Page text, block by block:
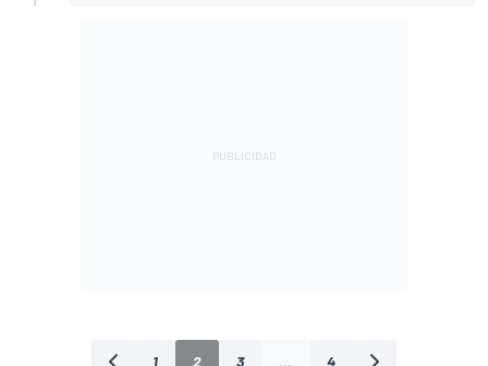
1 2 3 ... 4